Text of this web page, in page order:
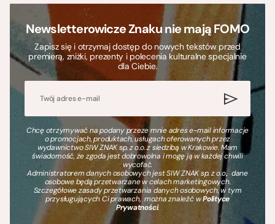
Newsletterowicze Znaku nie mają FOMO
Zapisz się i otrzymaj dostęp do nowych tekstów przed
premierą, zniżki, prezenty i polecenia kulturalne specjalnie
dla Ciebie.
Chcę otrzymywać na podany przeze mnie adres e-mail informacje
o promocjach, produktach, usługach oferowanych przez
wydawnictwo SIW ZNAK sp. z o.o. z siedzibą w Krakowie. Mam
świadomość, że zgoda jest dobrowolna i mogę ją w każdej chwili
wycofać.
Administratorem danych osobowych jest SIW ZNAK sp. z o.o., dane
osobowe będą przetwarzane w celach marketingowych.
Szczegółowe zasady przetwarzania danych osobowych, w tym
przysługujących Ci prawach, można znaleźć wPolityce
Prywatności.